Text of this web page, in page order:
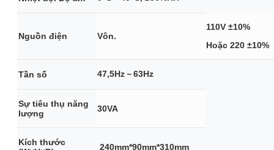
Nguồn điện Vôn.
110V ±10%
Hoặc 220 ±10%
Tần số 47,5Hz－63Hz
Sự tiêu thụ năng
lượng
30VA
Kích thước
240mm*90mm*310mm